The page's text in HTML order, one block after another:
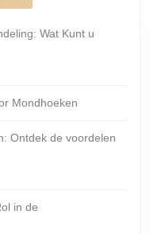
Wat Kunt u
Mondhoeken
Ontdek de voordelen
in de